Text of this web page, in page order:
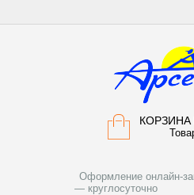
Оформление онлайн-
— круглосуточно